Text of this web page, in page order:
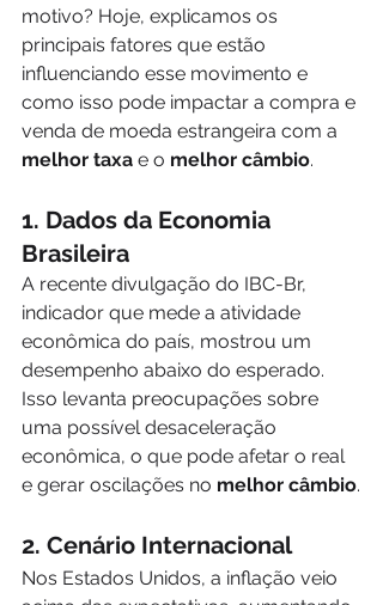
motivo? Hoje, explicamos os
principais fatores que estão
influenciando esse movimento e
como isso pode impactar a compra e
venda de moeda estrangeira com a
melhor taxa e o melhor câmbio.
1. Dados da Economia
Brasileira
A recente divulgação do IBC-Br,
indicador que mede a atividade
econômica do país, mostrou um
desempenho abaixo do esperado.
Isso levanta preocupações sobre
uma possível desaceleração
econômica, o que pode afetar o real
e gerar oscilações no melhor câmbio.
2. Cenário Internacional
Nos Estados Unidos, a inflação veio